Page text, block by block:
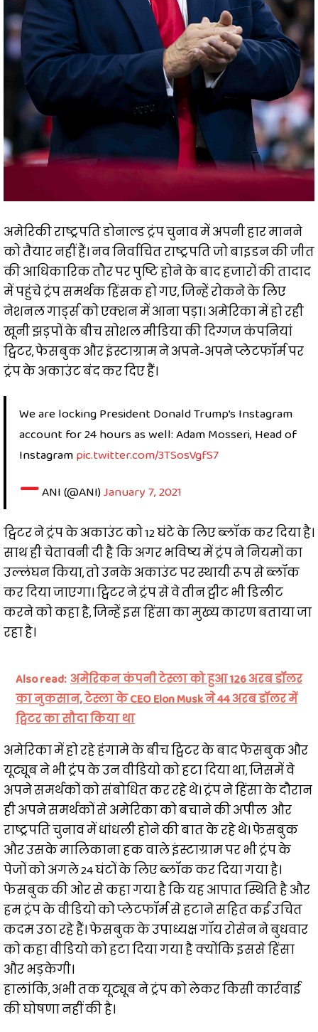
अमेरिकी राष्ट्रपति डोनाल्ड ट्रंप चुनाव में अपनी हार मानने
को तैयार नहीं हैं। नव निर्वाचित राष्ट्रपति जो बाइडन की जीत
की आधिकारिक तौर पर पुष्टि होने के बाद हजारों की तादाद
में पहुंचे ट्रंप समर्थक हिंसक हो गए, जिन्हें रोकने के लिए
नेशनल गार्ड्स को एक्शन में आना पड़ा। अमेरिका में हो रही
खूनी झड़पों के बीच सोशल मीडिया की दिग्गज कंपनियां
ट्विटर, फेसबुक और इंस्टाग्राम ने अपने-अपने प्लेटफॉर्म पर
ट्रंप के अकाउंट बंद कर दिए हैं।
We are locking President Donald Trump’s Instagram
account for 24 hours as well: Adam Mosseri, Head of
Instagrampic.twitter.com/3TSosVgfS7
—ANI (@ANI)January 7, 2021
ट्विटर ने ट्रंप के अकाउंट को 12 घंटे के लिए ब्लॉक कर दिया है।
साथ ही चेतावनी दी है कि अगर भविष्य में ट्रंप ने नियमों का
उल्लंघन किया, तो उनके अकाउंट पर स्थायी रूप से ब्लॉक
कर दिया जाएगा। ट्विटर ने ट्रंप से वे तीन ट्वीट भी डिलीट
करने को कहा है, जिन्हें इस हिंसा का मुख्य कारण बताया जा
रहा है।
Also read: अमेरिकन कंपनी टेस्ला को हुआ 126 अरब डॉलर
का नुकसान, टेस्ला के CEO Elon Musk ने 44 अरब डॉलर में
ट्विटर का सौदा किया था
अमेरिका में हो रहे हंगामे के बीच ट्विटर के बाद फेसबुक और
यूट्यूब ने भी ट्रंप के उन वीडियो को हटा दिया था, जिसमें वे
अपने समर्थकों को संबोधित कर रहे थे। ट्रंप ने हिंसा के दौरान
ही अपने समर्थकों से अमेरिका को बचाने की अपील और
राष्ट्रपति चुनाव में धांधली होने की बात के रहे थे। फेसबुक
और उसके मालिकाना हक वाले इंस्टाग्राम पर भी ट्रंप के
पेजों को अगले 24 घंटों के लिए ब्लॉक कर दिया गया है।
फेसबुक की ओर से कहा गया है कि यह आपात स्थिति है और
हम ट्रंप के वीडियो को प्लेटफॉर्म से हटाने सहित कई उचित
कदम उठा रहे हैं। फेसबुक के उपाध्यक्ष गॉय रोसेन ने बुधवार
को कहा वीडियो को हटा दिया गया है क्योंकि इससे हिंसा
और भड़केगी।
हालांकि, अभी तक यूट्यूब ने ट्रंप को लेकर किसी कार्रवाई
की घोषणा नहीं की है।